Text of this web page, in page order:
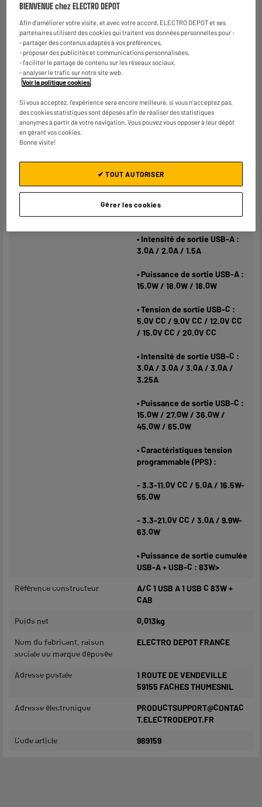
Coloris Noir
Plus produit balisage ENGAGEMENT PRIX BAS
Caractéristiques
complémentaires
CHARGEUR ALLUME CIGARE 1
USB-C 100W
24.0V CC 7.5A max
• Tension de sortie USB-A :
5.0V CC / 9.0 V CC / 12.0V CC
• Intensité de sortie USB-A :
3.0A / 2.0A / 1.5A
• Puissance de sortie USB-A :
15.0W / 18.0W / 18.0W
• Tension de sortie USB-C :
5.0V CC / 9.0V CC / 12.0V CC
/ 15.0V CC / 20.0V CC
• Intensité de sortie USB-C :
3.0A / 3.0A / 3.0A / 3.0A /
3.25A
• Puissance de sortie USB-C :
15.0W / 27.0W / 36.0W /
45.0W / 65.0W
• Caractéristiques tension
programmable (PPS) :
- 3.3-11.0V CC / 5.0A / 16.5W-
55.0W
- 3.3-21.0V CC / 3.0A / 9.9W-
63.0W
• Puissance de sortie cumulée
USB-A + USB-C : 83W>
Référence constructeur
A/C 1 USB A 1 USB C 83W +
CAB
Poids net 0,013kg
Nom du fabricant, raison
sociale ou marque déposée
ELECTRO DEPOT FRANCE
Adresse postale
1 ROUTE DE VENDEVILLE
59155 FACHES THUMESNIL
Adresse électronique
PRODUCTSUPPORT@CONTAC
T.ELECTRODEPOT.FR
Code article 989159
BIENVENUE chez ELECTRO DEPOT
Afin d'améliorer votre visite, et avec votre accord, ELECTRO DEPOT et ses
partenaires utilisent des cookies qui traitent vos données personnelles pour :
- partager des contenus adaptés à vos préférences,
- proposer des publicités et communications personnalisées,
- faciliter le partage de contenu sur les réseaux sociaux,
- analyser le trafic sur notre site web.
Voir la politique cookies.
Si vous acceptez, l'expérience sera encore meilleure, si vous n'acceptez pas,
des cookies statistiques sont déposés afin de réaliser des statistiques
anonymes à partir de votre navigation. Vous pouvez vous opposer à leur dépôt
en gérant vos cookies.
Bonne visite!
Gérer les cookies
✔ TOUT AUTORISER